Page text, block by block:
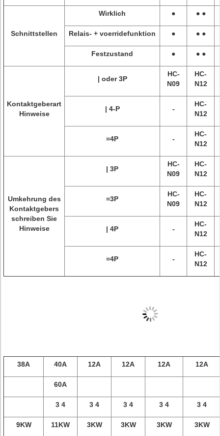
Schnittstellen
Wirklich ● ● ●
Relais- + voerridefunktion ● ● ●
Festzustand ● ● ●
Kontaktgeberart
Hinweise
| oder 3P
HC-
N09
HC-
N12
| 4-P -
HC-
N12
=4P -
HC-
N12
Umkehrung des
Kontaktgebers
schreiben Sie
Hinweise
| 3P
HC-
N09
HC-
N12
=3P
HC-
N09
HC-
N12
| 4P -
HC-
N12
=4P -
HC-
N12
38A 40A 12A 12A 12A 12A
60A
3 4 3 4 3 4 3 4 3 4
9KW 11KW 3KW 3KW 3KW 3KW